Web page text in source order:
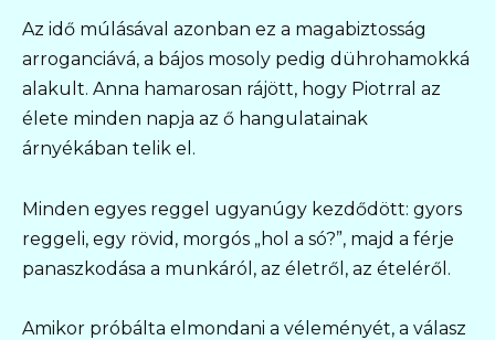
Az idő múlásával azonban ez a magabiztosság
arroganciává, a bájos mosoly pedig dührohamokká
alakult. Anna hamarosan rájött, hogy Piotrral az
élete minden napja az ő hangulatainak
árnyékában telik el.
Minden egyes reggel ugyanúgy kezdődött: gyors
reggeli, egy rövid, morgós „hol a só?”, majd a férje
panaszkodása a munkáról, az életről, az ételéről.
Amikor próbálta elmondani a véleményét, a válasz